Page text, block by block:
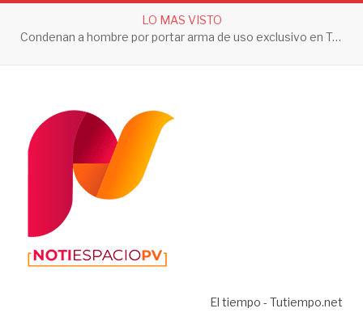
LO MAS VISTO
Condenan a hombre por portar arma de uso exclusivo en Tepic
El tiempo - Tutiempo.net